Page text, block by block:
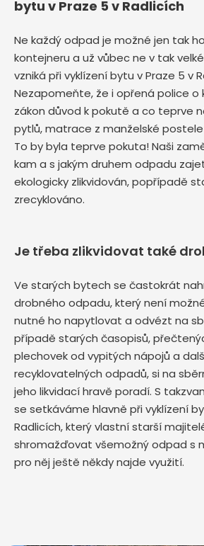
bytu v Praze 5 v Radlicích
Ne každý odpad je možné jen tak
kontejneru a už vůbec ne v tak
vzniká při vyklízení bytu v Praze 5 v
Nezapomeňte, že i opřená police o
zákon důvod k pokutě a co teprve
pytlů, matrace z manželské
To by byla teprve pokuta! Naši
kam a s jakým druhem odpadu
ekologicky zlikvidován, popřípadě
zrecyklováno.
Je třeba zlikvidovat také
Ve starých bytech se častokrát
drobného odpadu, který není
nutné ho napytlovat a odvézt na
případě starých časopisů,
plechovek od vypitých nápojů a
recyklovatelných odpadů, si na
jeho likvidací hravě poradí. S
se setkáváme hlavně při vyklízení
Radlicích, který vlastní starší
shromažďovat všemožný odpad s
pro něj ještě někdy najde využití.